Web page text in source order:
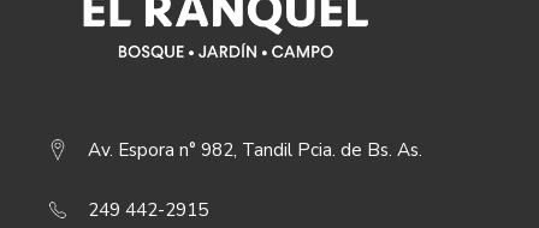
Av. Espora n° 982, Tandil Pcia. de Bs. As.
249 442-2915